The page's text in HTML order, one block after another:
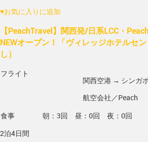
♥お気に入りに追加
【PeachTravel】関西発/日系LCC・
NEWオープン！「ヴィレッジホテルセ
し）
フライト
関西空港 → シンガ
航空会社／Peach
食事
朝：3回 昼：0回 夜：0回
2泊4日間